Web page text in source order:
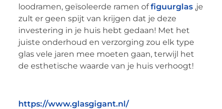
loodramen, geïsoleerde ramen offiguurglas ,je
zult er geen spijt van krijgen dat je deze
investering in je huis hebt gedaan! Met het
juiste onderhoud en verzorging zou elk type
glas vele jaren mee moeten gaan, terwijl het
de esthetische waarde van je huis verhoogt!
https://www.glasgigant.nl/